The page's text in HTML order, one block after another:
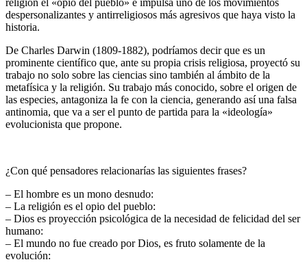
religión el «opio del pueblo» e impulsa uno de los movimientos
despersonalizantes y antirreligiosos más agresivos que haya visto la
historia.
De Charles Darwin (1809-1882), podríamos decir que es un
prominente científico que, ante su propia crisis religiosa, proyectó su
trabajo no solo sobre las ciencias sino también al ámbito de la
metafísica y la religión. Su trabajo más conocido, sobre el origen de
las especies, antagoniza la fe con la ciencia, generando así una falsa
antinomia, que va a ser el punto de partida para la «ideología»
evolucionista que propone.
¿Con qué pensadores relacionarías las siguientes frases?
– El hombre es un mono desnudo:
– La religión es el opio del pueblo:
– Dios es proyección psicológica de la necesidad de felicidad del ser
humano:
– El mundo no fue creado por Dios, es fruto solamente de la
evolución: